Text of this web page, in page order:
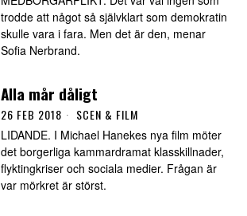
trodde att något så självklart som demokratin
skulle vara i fara. Men det är den, menar
Sofia Nerbrand.
Alla mår dåligt
26 FEB 2018 SCEN & FILM
LIDANDE. I Michael Hanekes nya film möter
det borgerliga kammardramat klasskillnader,
flyktingkriser och sociala medier. Frågan är
var mörkret är störst.